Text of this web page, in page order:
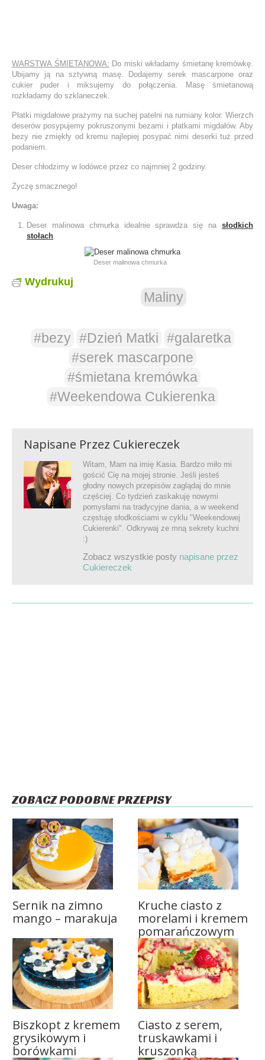
WARSTWA ŚMIETANOWA: Do miski wkładamy śmietanę kremówkę.
Ubijamy ją na sztywną masę. Dodajemy serek mascarpone oraz
cukier puder i miksujemy do połączenia. Masę śmietanową
rozkładamy do szklaneczek.
Płatki migdałowe prażymy na suchej patelni na rumiany kolor. Wierzch
deserów posypujemy pokruszonymi bezami i płatkami migdałów. Aby
bezy nie zmiękły od kremu najlepiej posypać nimi deserki tuż przed
podaniem.
Deser chłodzimy w lodówce przez co najmniej 2 godziny.
Życzę smacznego!
Uwaga:
Deser malinowa chmurka idealnie sprawdza się na słodkich
stołach
Deser malinowa chmurka
Wydrukuj
Maliny
#bezy #Dzień Matki #galaretka
#serek mascarpone
#śmietana kremówka
#Weekendowa Cukierenka
Napisane Przez Cukiereczek
Witam, Mam na imię Kasia. Bardzo miło mi
gościć Cię na mojej stronie. Jeśli jesteś
głodny nowych przepisów zaglądaj do mnie
częściej. Co tydzień zaskakuję nowymi
pomysłami na tradycyjne dania, a w weekend
częstuję słodkościami w cyklu "Weekendowej
Cukierenki". Odkrywaj ze mną sekrety kuchni
:)
Zobacz wszystkie posty napisane przez
Cukiereczek
ZOBACZ PODOBNE PRZEPISY
Sernik na zimno
mango – marakuja
Kruche ciasto z
morelami i kremem
pomarańczowym
Biszkopt z kremem
grysikowym i
borówkami
Ciasto z serem,
truskawkami i
kruszonką